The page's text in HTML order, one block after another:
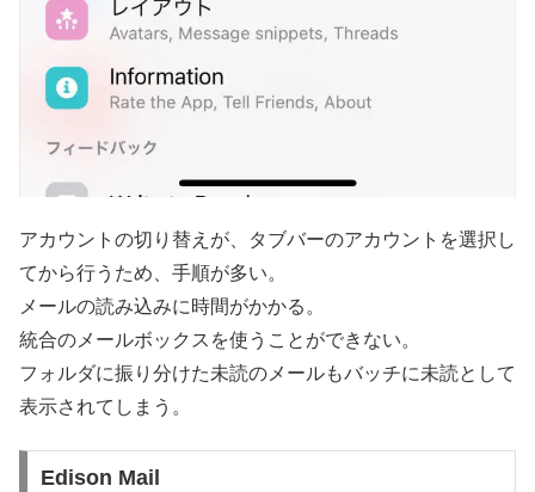
アカウントの切り替えが、タブバーのアカウントを選択し
てから行うため、手順が多い。
メールの読み込みに時間がかかる。
統合のメールボックスを使うことができない。
フォルダに振り分けた未読のメールもバッチに未読として
表示されてしまう。
Edison Mail